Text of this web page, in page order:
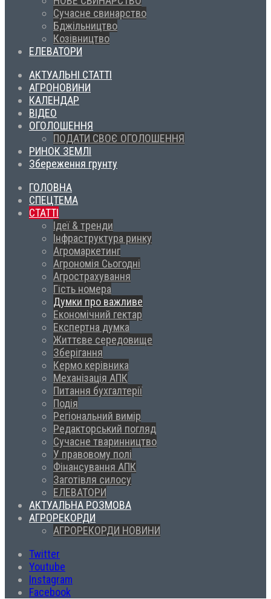
Сучасне свинарство
Бджільництво
Козівництво
ЕЛЕВАТОРИ
АКТУАЛЬНІ СТАТТІ
АГРОНОВИНИ
КАЛЕНДАР
ВІДЕО
ОГОЛОШЕННЯ
ПОДАТИ СВОЄ ОГОЛОШЕННЯ
РИНОК ЗЕМЛІ
Збереження грунту
ГОЛОВНА
СПЕЦТЕМА
СТАТТІ
Ідеї & тренди
Інфраструктура ринку
Агромаркетинг
Агрономія Сьогодні
Агрострахування
Гість номера
Думки про важливе
Економічний гектар
Експертна думка
Життєве середовище
Зберігання
Кермо керівника
Механізація АПК
Питання бухгалтерії
Подія
Регіональний вимір
Редакторський погляд
Сучасне тваринництво
У правовому полі
Фінансування АПК
Заготівля силосу
ЕЛЕВАТОРИ
АКТУАЛЬНА РОЗМОВА
АГРОРЕКОРДИ
АГРОРЕКОРДИ НОВИНИ
Twitter
Youtube
Instagram
Facebook